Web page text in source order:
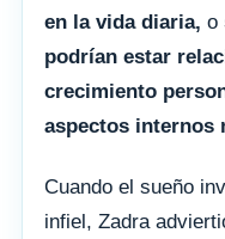
en la vida diaria, o
podrían estar
crecimiento
aspectos internos
Cuando el sueño
infiel, Zadra